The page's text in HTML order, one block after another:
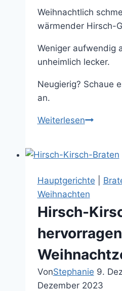
Weihnachtlich
wärmender Hirsch-
Weniger aufwendig
unheimlich lecker.
Neugierig? Schaue
an.
WeiterlesenHirsch-
winterlich
und
lecker
Hauptgerichte
Weihnachten
Hirsch-
VonStephanie 9.
Dezember 2023